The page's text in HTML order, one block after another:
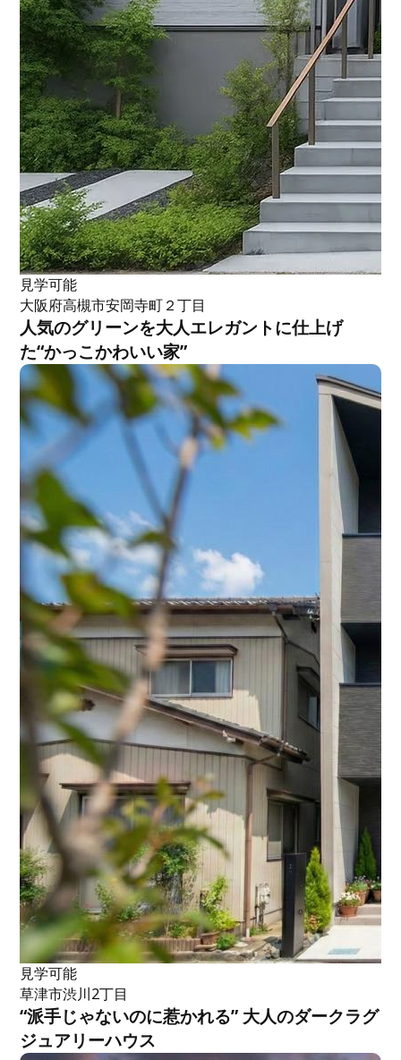
見学可能
大阪府高槻市安岡寺町２丁目
人気のグリーンを大人エレガントに仕上げ
た“かっこかわいい家”
見学可能
草津市渋川2丁目
“派手じゃないのに惹かれる” 大人のダークラグ
ジュアリーハウス